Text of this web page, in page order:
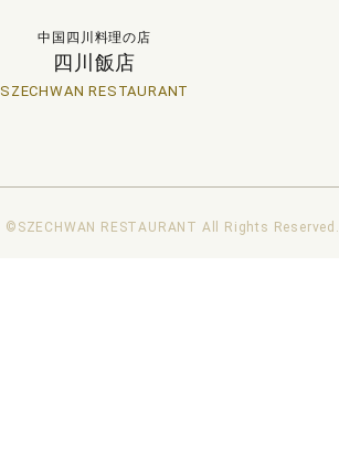
中国四川料理の店
四川飯店
SZECHWAN RESTAURANT
©SZECHWAN RESTAURANT All Rights Reserved.